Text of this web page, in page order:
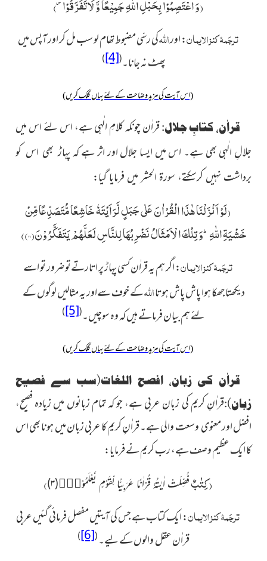
(وَ اعْتَصِمُوْا بِحَبْلِ اللّٰهِ جَمِیْعًا وَّ لَاتَفَرَّقُوْا۪-)
ترجَمۂ کنز الایمان:اوراللہکی رسّی مضبوط تھام لو سب مل کر اور آپس میں
پھٹ نہ جانا۔(
[4]
)
(اس آیت کی مزید وضاحت کے لئے یہاں کلک کریں)
قراٰن، کتابِ جلال:قراٰن چونکہ کلامِ الٰہی ہے، اس لئے اس میں
جلالِ الٰہی بھی ہے۔ اس میں ایسا جلال اور اثر ہے کہپہاڑ بھی اس کو
برداشت نہیں کرسکتے، سورۃ الحشر میں فرمایا گیا:
(لَوْ اَنْزَلْنَا هٰذَا الْقُرْاٰنَ عَلٰى جَبَلٍ لَّرَاَیْتَهٗ خَاشِعًا مُّتَصَدِّعًا مِّنْ
خَشْیَةِ اللّٰهِؕ-وَ تِلْكَ الْاَمْثَالُ نَضْرِبُهَا لِلنَّاسِ لَعَلَّهُمْ یَتَفَكَّرُوْنَ(۲۱) )
ترجَمۂ کنز الایمان:اگر ہم یہ قراٰن کسی پہاڑ پر اتارتےتو ضرور تو اسے
دیکھتا جھکا ہوا پاش پاش ہوتااللہکے خوف سےاور یہ مثالیں لوگوں کے
لئے ہم بیان فرماتے ہیں کہ وہ سوچیں۔(
[5]
)
(اس آیت کی مزید وضاحت کے لئے یہاں کلک کریں)
قراٰن کی زبان، افصح اللغات(سب سے فصیح
زبان):قراٰنِ کریم کی زبان عربی ہے، جو کہ تمام زبانوں میں زیادہ فصیح،
افضل اور معنوی وسعت والی ہے۔ قراٰنِ کریم کا عربی زبان میں ہونا بھی اس
کا ایک عظیم وصف ہے، رب کریم نے فرمایا:
(كِتٰبٌفُصِّلَتْ اٰیٰتُهٗ قُرْاٰنًا عَرَبِیًّا لِّقَوْمٍ یَّعْلَمُوْنَۙ(۳) )
ترجَمۂ کنز الایمان:ایک کتاب ہے جس کی آیتیں مفصل فرمائی گئیں عربی
قراٰن عقلوالوں کے لیے۔ (
[6]
)